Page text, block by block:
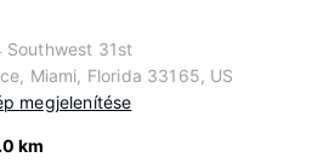
Southwest 31st
Miami, Florida 33165, US
megjelenítése
km